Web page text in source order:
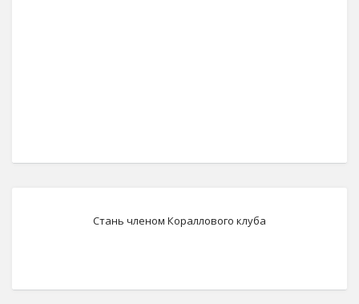
Стань членом Кораллового клуба